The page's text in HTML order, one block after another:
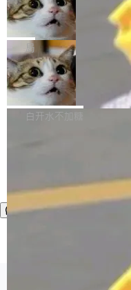
意味着一个无人看管的 AI
里日夜不停地"烧钱"。 复盘
而美国模型厂商在"闭门造
ding in silos"——各自为战
断从他嘴里说出来分量不
全球最大的开源 AI 平台，
型。谁在开源赛道上领先，...
序给别人用。偶尔有人自己
家居控制、家庭实验室，都
aw 是 Shelley 的作者，一
nt。他最近在博客上写了一
简单：开发者工具必须开源
由软件情怀，而是一个跟
技术判断。 两行 prompt
DeepSeek Harness 宣
网最大规模开源 Agent
一条内测招募帖，发出去
会变成一场开源 Agent 生
DeepSeek Harness 团队
i）在 X 上发帖： 「如果你
关开源项目的开发者，希
ness 的内测，可以回复或
Harness 负责把能力落到
具、读写文件、管理上下文
环。崔添翼招人的标...
局
商汤 SenseNova U1.5-
开源
商汤科技宣布面向社区开
型的预览版本 SenseNova
理解、推理、生成与编辑
量大小，将能力推进到4K、
更复杂的视觉控制和可持续
1，U1.5-Lite-Preview 在
提升： 原生支持4K图像生
理、细节与真实世界质感
生成与复杂版式组织； 更稳
白开水不加糖